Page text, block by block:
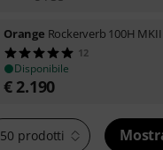
Orange Rockerverb 100H MKIII
12
Disponibile
€ 2.190
50 prodotti